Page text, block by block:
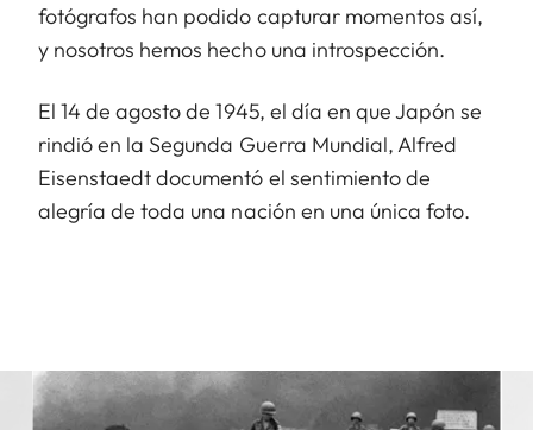
fotógrafos han podido capturar momentos así,
y nosotros hemos hecho una introspección.
El 14 de agosto de 1945, el día en que Japón se
rindió en la Segunda Guerra Mundial, Alfred
Eisenstaedt documentó el sentimiento de
alegría de toda una nación en una única foto.